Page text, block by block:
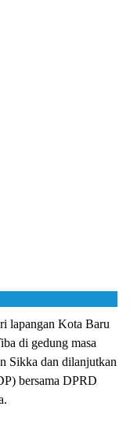
lapangan Kota Baru
di gedung masa
Sikka dan dilanjutkan
bersama DPRD